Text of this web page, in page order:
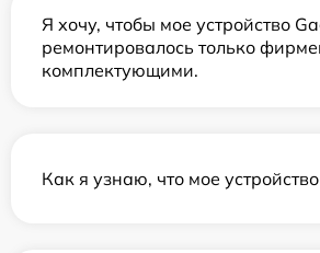
Я хочу, чтобы мое устройство
ремонтировалось только
комплектующими.
Как я узнаю, что мое устройство